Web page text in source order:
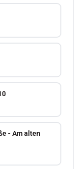
- Am alten